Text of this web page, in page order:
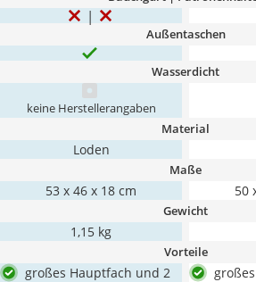
Außentaschen
Wasserdicht
keine Herstellerangaben
Material
Loden
Maße
53 x 46 x 18 cm 50
Gewicht
1,15 kg
Vorteile
großes Hauptfach und 2